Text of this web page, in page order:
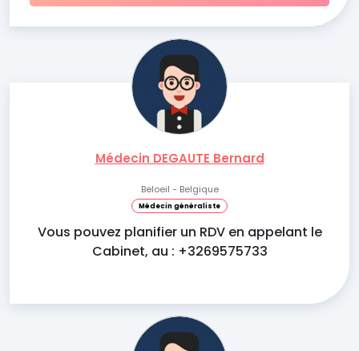
Médecin DEGAUTE Bernard
Beloeil - Belgique
Médecin généraliste
Vous pouvez planifier un RDV en appelant le
Cabinet, au : +3269575733